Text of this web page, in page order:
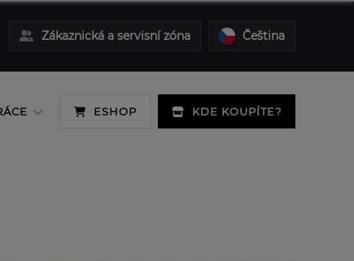
Zákaznická a servisní zóna Čeština
ESHOP KDE KOUPÍTE?